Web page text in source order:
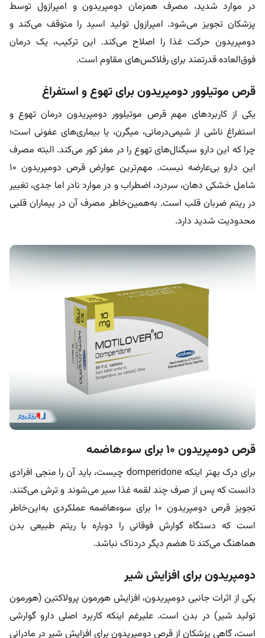
در موارد شدید، مصرف همزمان دومپریدون و امپرازول توسط
پزشکان تجویز می‌شود. امپرازول تولید اسید را متوقف می‌کند و
دومپریدون حرکت غذا را اصلاح می‌کند. این ترکیب، یک درمان
فوق‌العاده قدرتمند برای رفلاکس‌های مقاوم است.
قرص موتیلوور دومپریدون برای تهوع و استفراغ
یکی از کاربردهای مهم قرص موتیلوور دومپریدون درمان تهوع و
استفراغ ناشی از شیمی‌درمانی، میگرن، یا بیماری‌های عفونی است؛
چرا که این دارو سیگنال‌های تهوع را در مغز کور می‌کند. البته مصرف
این دارو بی‌عارضه نیست. مهم‌ترین عوارض قرص دومپریدون ۱۰
شامل خشکی دهان، سردرد، اضطراب و در موارد نادر اما جدی، تغییر
در ریتم ضربان قلب است. به‌همین‌خاطر مصرف آن در بیماران قلبی
محدودیت شدید دارد.
قرص دومپریدون ۱۰ برای سوءهاضمه
برای درک بهتر اینکه domperidone چیست، باید آن را منجی افرادی
دانست که پس از صرف چند لقمه غذا سیر می‌شوند و ترش می‌کنند.
تجویز قرص دومپریدون ۱۰ برای سوءهاضمه عملکردی به‌این‌خاطر
است که دستگاه گوارش فوقانی را دوباره با ریتم طبیعی بدن
هماهنگ می‌کند تا هضم دیگر دردناک نباشد.
دومپریدون برای افزایش شیر
یکی از اثرات جانبی دومپریدون، افزایش هورمون پرولاکتین (هورمون
تولید شیر) در بدن است. علیرغم اینکه کاربرد اصلی دارو گوارشی
است، گاهی پزشکان از قرص دومپریدون برای افزایش شیر در مادرانی